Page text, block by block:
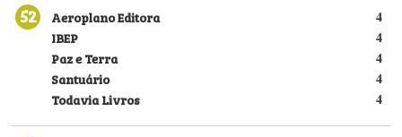
52 4
Aeroplano Editora
4
IBEP
4
Paz e Terra
4
Santuário
4
Todavia Livros